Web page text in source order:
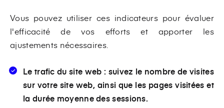
Vous pouvez utiliser ces indicateurs pour évaluer
l'efficacité de vos efforts et apporter les
ajustements nécessaires.
Le trafic du site web : suivez le nombre de visites
sur votre site web, ainsi que les pages visitées et
la durée moyenne des sessions.